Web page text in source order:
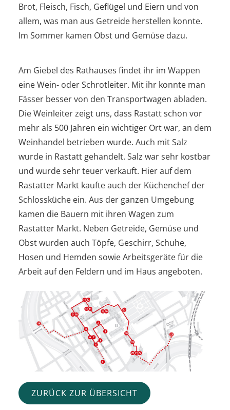
Brot, Fleisch, Fisch, Geflügel und Eiern und von
allem, was man aus Getreide herstellen konnte.
Im Sommer kamen Obst und Gemüse dazu.
Am Giebel des Rathauses findet ihr im Wappen
eine Wein- oder Schrotleiter. Mit ihr konnte man
Fässer besser von den Transportwagen abladen.
Die Weinleiter zeigt uns, dass Rastatt schon vor
mehr als 500 Jahren ein wichtiger Ort war, an dem
Weinhandel betrieben wurde. Auch mit Salz
wurde in Rastatt gehandelt. Salz war sehr kostbar
und wurde sehr teuer verkauft. Hier auf dem
Rastatter Markt kaufte auch der Küchenchef der
Schlossküche ein. Aus der ganzen Umgebung
kamen die Bauern mit ihren Wagen zum
Rastatter Markt. Neben Getreide, Gemüse und
Obst wurden auch Töpfe, Geschirr, Schuhe,
Hosen und Hemden sowie Arbeitsgeräte für die
Arbeit auf den Feldern und im Haus angeboten.
ZURÜCK ZUR ÜBERSICHT